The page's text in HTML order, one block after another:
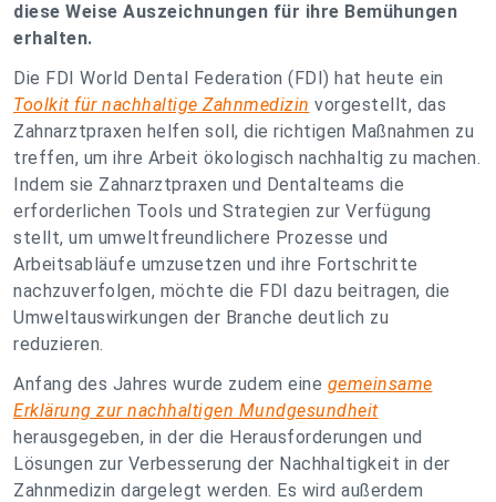
diese Weise Auszeichnungen für ihre Bemühungen
erhalten.
Die FDI World Dental Federation (FDI) hat heute ein
Toolkit für nachhaltige Zahnmedizin vorgestellt, das
Zahnarztpraxen helfen soll, die richtigen Maßnahmen zu
treffen, um ihre Arbeit ökologisch nachhaltig zu machen.
Indem sie Zahnarztpraxen und Dentalteams die
erforderlichen Tools und Strategien zur Verfügung
stellt, um umweltfreundlichere Prozesse und
Arbeitsabläufe umzusetzen und ihre Fortschritte
nachzuverfolgen, möchte die FDI dazu beitragen, die
Umweltauswirkungen der Branche deutlich zu
reduzieren.
Anfang des Jahres wurde zudem eine gemeinsame
Erklärung zur nachhaltigen Mundgesundheit
herausgegeben, in der die Herausforderungen und
Lösungen zur Verbesserung der Nachhaltigkeit in der
Zahnmedizin dargelegt werden. Es wird außerdem